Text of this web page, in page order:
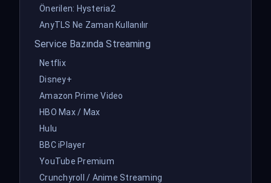
Önerilen: Hysteria2
AnyTLS Ne Zaman Kullanılır
Service Bazında Streaming
Netflix
Disney+
Amazon Prime Video
HBO Max / Max
Hulu
BBC iPlayer
YouTube Premium
Crunchyroll / Anime Streaming